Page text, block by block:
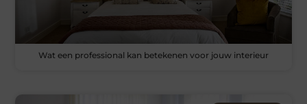
Wat een professional kan betekenen voor jouw interieur